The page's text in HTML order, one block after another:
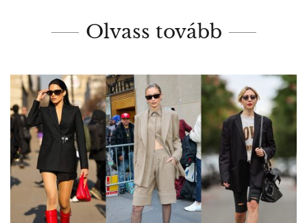
Olvass tovább